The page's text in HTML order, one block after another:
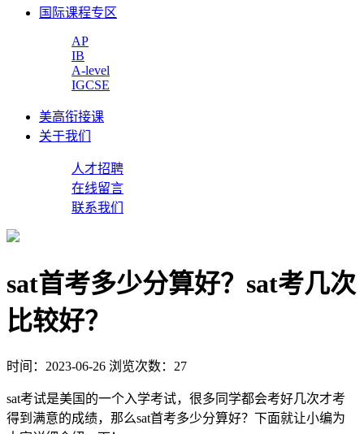
国际课程专区
AP
IB
A-level
IGCSE
美高衔接课
关于我们
人才招聘
在线留言
联系我们
sat首考多少分算好？sat考几次
比较好？
时间：2023-06-26 浏览次数：27
sat考试是美国的一个入学考试，很多同学都会考好几次才考
得到满意的成绩，那么sat首考多少分算好？下面就让小编为